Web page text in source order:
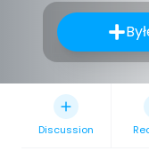
Discussion